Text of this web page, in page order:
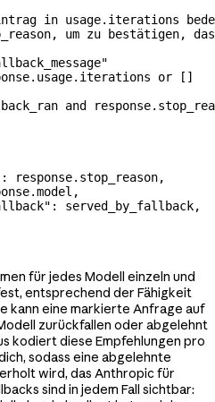
in usage.iterations
um zu bestätigen,
or []
and
: response.stop_reason,
: served_by_fallback,
für jedes Modell einzeln und
entsprechend der Fähigkeit
kann eine markierte Anfrage auf
zurückfallen oder abgelehnt
kodiert diese Empfehlungen pro
sodass eine abgelehnte
wird, das Anthropic für
sind in jedem Fall sichtbar: